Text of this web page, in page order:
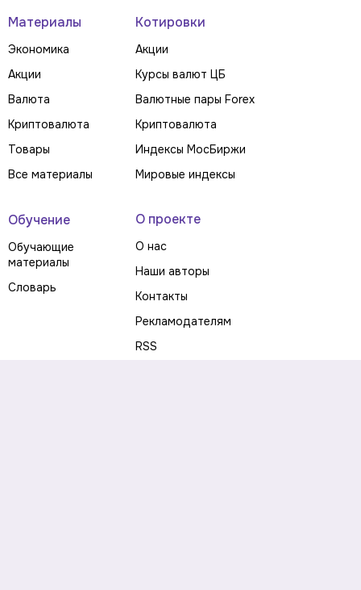
Материалы
Экономика
Акции
Валюта
Криптовалюта
Товары
Все материалы
Котировки
Акции
Курсы валют ЦБ
Валютные пары Forex
Криптовалюта
Индексы МосБиржи
Мировые индексы
Обучение
Обучающие
материалы
Словарь
О проекте
О нас
Наши авторы
Контакты
Рекламодателям
RSS